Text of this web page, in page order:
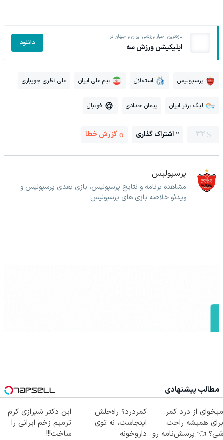
تازه‌ترین اخبار ورزشی ایران و جهان در
اپلیکیشن ورزش سه دانلود
پرسپولیس استقلال تیم ملی ایران علی نظری جویباری
لیگ برتر ایران پیمان حدادی فوتبال
32 اشتراک گذاری گزارش خطا
پرسپولیس
مشاهده برنامه و نتایج پرسپولیس، بازی بعدی پرسپولیس و
ویدئو خلاصه بازی های پرسپولیس
مطالب پیشنهادی
میخوای از درد کمر
برای همیشه راحت
شی؟ 👈 پرسش‌نامه رو
کمردرد؟ راه‌حلش
اینجاست، نه توی
داروخونه
این دکتر شیرازی کرم
ترمیم زخم ایرانی را
ساخت!!!